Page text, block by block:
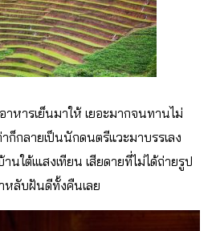
าหารเย็นมาให้ เยอะมากจนทานไม่
ก็กลายเป็นนักดนตรีแวะมาบรรเลง
นใต้เแสงเทียน เสียดายที่ไม่ได้ถ่ายรูป
หลับฝันดีทั้งคืนเลย